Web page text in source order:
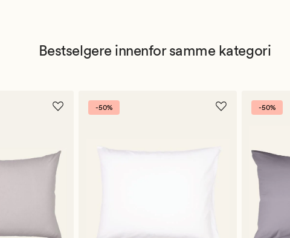
Bestselgere innenfor samme kategori
-50% -50%